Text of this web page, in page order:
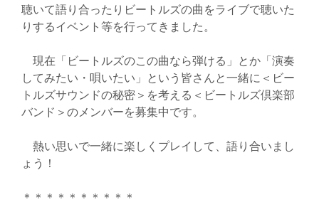
聴いて語り合ったりビートルズの曲をライブで聴いた
りするイベント等を行ってきました。
現在「ビートルズのこの曲なら弾ける」とか「演奏
してみたい・唄いたい」という皆さんと一緒に＜ビー
トルズサウンドの秘密＞を考える＜ビートルズ倶楽部
バンド＞のメンバーを募集中です。
熱い思いで一緒に楽しくプレイして、語り合いまし
ょう！
＊＊＊＊＊＊＊＊＊＊